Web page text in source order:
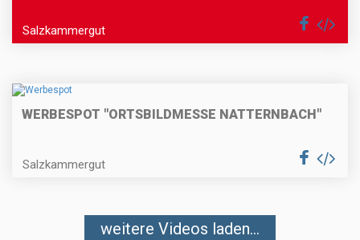
Salzkammergut
WERBESPOT "ORTSBILDMESSE NATTERNBACH"
Salzkammergut
weitere Videos laden...